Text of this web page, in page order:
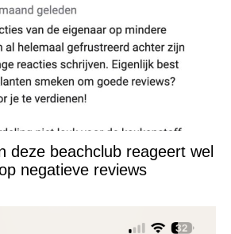
deze beachclub reageert wel
negatieve reviews